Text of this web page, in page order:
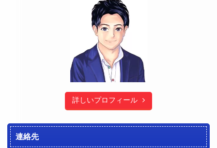
詳しいプロフィール
連絡先